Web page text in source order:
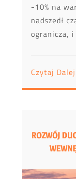
-10% na
nadszedł
ogranicza,
Czytaj Dalej
ROZWÓJ